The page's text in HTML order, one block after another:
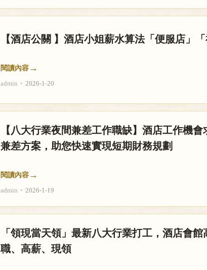
【酒店公關 】酒店小姐薪水算法「便服店」
閱讀內容 →
admin • 2026-1-20
【八大行業夜間兼差工作職缺】酒店工作機
兼差方案，助您快速實現短期財務規劃
閱讀內容 →
admin • 2026-1-19
「領現當天領」最新八大行業打工，酒店會
職、高薪、現領